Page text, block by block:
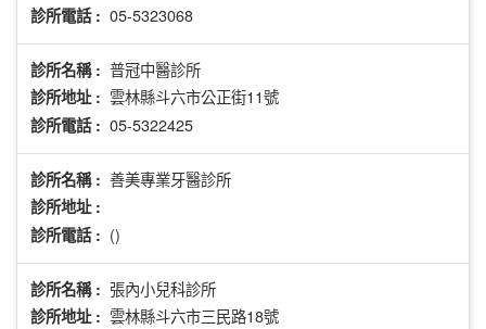
診所電話 : 05-5323068
診所名稱 : 普冠中醫診所
診所地址 : 雲林縣斗六市公正街11號
診所電話 : 05-5322425
診所名稱 : 善美專業牙醫診所
診所地址 :
診所電話 : ()
診所名稱 : 張內小兒科診所
診所地址 : 雲林縣斗六市三民路18號